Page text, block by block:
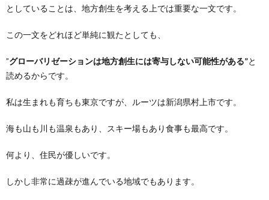
としていることは、地方創生を考える上では重要な一文です。
この一文をどれほど単純に観たとしても、
”グローバリゼーションは地方創生には寄与しない可能性がある”と
読めるからです。
私は生まれも育ちも東京ですが、ルーツは新潟県村上市です。
海も山も川も温泉もあり、スキー場もあり食事も最高です。
何より、住民が優しいです。
しかし非常に過疎が進んでいる地域でもあります。